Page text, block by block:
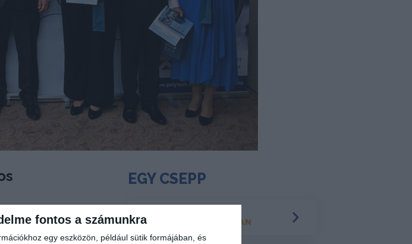
fontos a számunkra
egy eszközön, például sütik formájában, és
társszervezésében
, amelyen idén 20
EGY CSEPP